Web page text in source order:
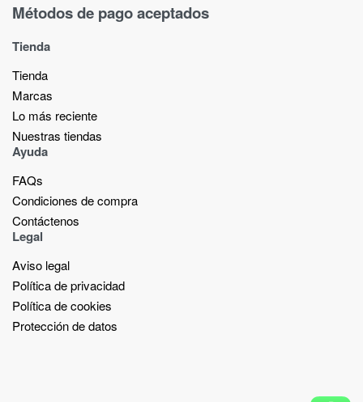
Métodos de pago aceptados
Tienda
Tienda
Marcas
Lo más reciente​
Nuestras tiendas​
Ayuda
FAQs
Condiciones de compra
Contáctenos
Legal
Aviso legal
Política de privacidad
Política de cookies
Protección de datos